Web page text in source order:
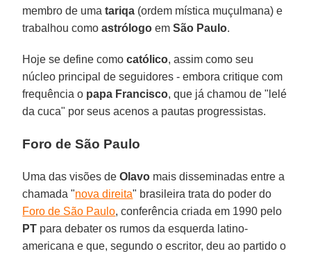
membro de umatariqa (ordem mística muçulmana) e
trabalhou comoastrólogo emSão Paulo.
Hoje se define comocatólico, assim como seu
núcleo principal de seguidores - embora critique com
frequência o papa Francisco, que já chamou de "lelé
da cuca" por seus acenos a pautas progressistas.
Foro de São Paulo
Uma das visões deOlavo mais disseminadas entre a
chamada "nova direita" brasileira trata do poder do
Foro de São Paulo, conferência criada em 1990 pelo
PT para debater os rumos da esquerda latino-
americana e que, segundo o escritor, deu ao partido o